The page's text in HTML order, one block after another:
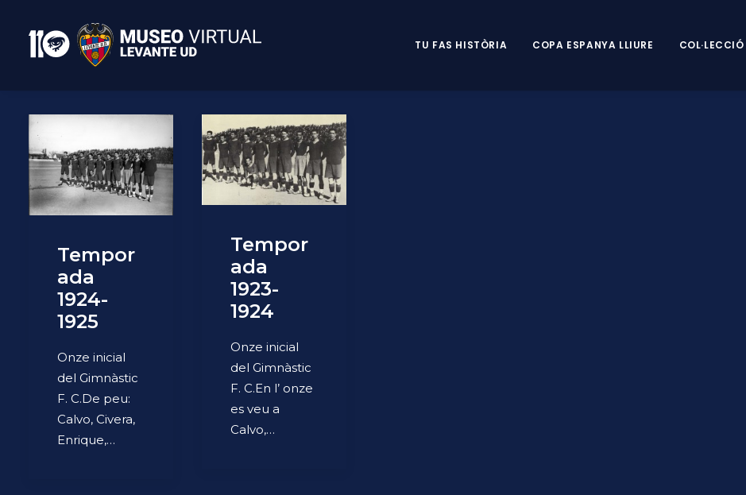
TU FAS HISTÒRIA COPA ESPANYA LLIURE COL·LECCIÓ
Tempor
ada
1924-
1925
Onze inicial
del Gimnàstic
F. C.De peu:
Calvo, Civera,
Enrique,…
Tempor
ada
1923-
1924
Onze inicial
del Gimnàstic
F. C.En l’ onze
es veu a
Calvo,…